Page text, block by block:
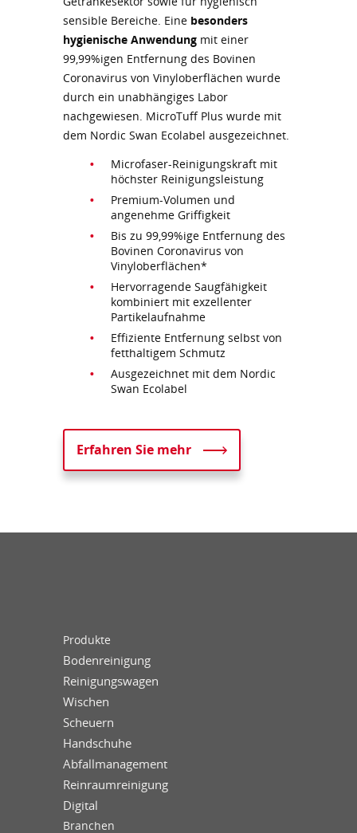
sensible Bereiche. Eine besonders
hygienische Anwendung mit einer
99,99%igen Entfernung des Bovinen
Coronavirus von Vinyloberflächen wurde
durch ein unabhängiges Labor
nachgewiesen. MicroTuff Plus wurde mit
dem Nordic Swan Ecolabel ausgezeichnet.
Microfaser-Reinigungskraft mit
höchster Reinigungsleistung
Premium-Volumen und
angenehme Griffigkeit
Bis zu 99,99%ige Entfernung des
Bovinen Coronavirus von
Vinyloberflächen*
Hervorragende Saugfähigkeit
kombiniert mit exzellenter
Partikelaufnahme
Effiziente Entfernung selbst von
fetthaltigem Schmutz
Ausgezeichnet mit dem Nordic
Swan Ecolabel
Erfahren Sie mehr
Produkte
Bodenreinigung
Reinigungswagen
Wischen
Scheuern
Handschuhe
Abfallmanagement
Reinraumreinigung
Digital
Branchen